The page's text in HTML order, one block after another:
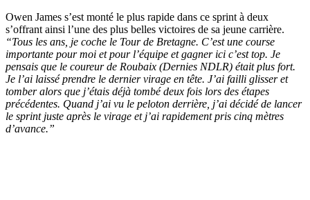
Owen James s’est monté le plus rapide dans ce sprint à deux
s’offrant ainsi l’une des plus belles victoires de sa jeune carrière.
“Tous les ans, je coche le Tour de Bretagne. C’est une course
importante pour moi et pour l’équipe et gagner ici c’est top. Je
pensais que le coureur de Roubaix (Dernies NDLR) était plus fort.
Je l’ai laissé prendre le dernier virage en tête. J’ai failli glisser et
tomber alors que j’étais déjà tombé deux fois lors des étapes
précédentes. Quand j’ai vu le peloton derrière, j’ai décidé de lancer
le sprint juste après le virage et j’ai rapidement pris cinq mètres
d’avance.”